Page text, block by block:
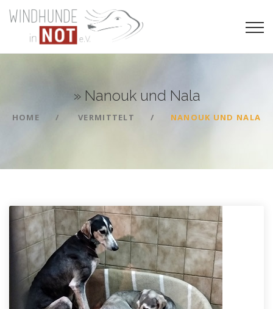
» Nanouk und Nala
HOME VERMITTELT NANOUK UND NALA